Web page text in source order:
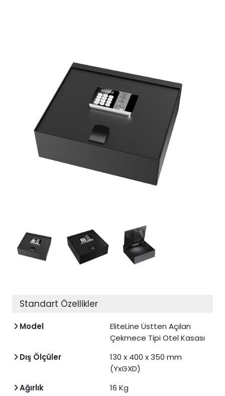
Standart Özellikler
Model
EliteLine Üstten Açılan
Çekmece Tipi Otel Kasası
Dış Ölçüler
130 x 400 x 350 mm
(YxGXD)
Ağırlık
16 Kg